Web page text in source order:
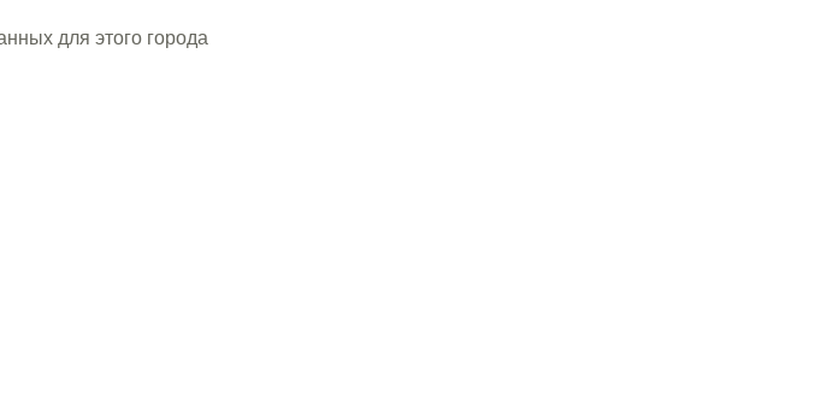
для этого города